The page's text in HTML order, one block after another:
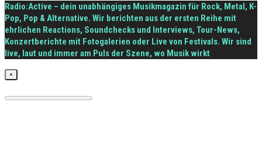
Radio:Active – dein unabhängiges Musikmagazin für Rock, Metal, K-
Pop, Pop & Alternative. Wir berichten aus der ersten Reihe mit
ehrlichen Reactions, Soundchecks und Interviews, Tour-News,
Konzertberichte mit Fotogalerien oder Live von Festivals. Wir sind
live, laut und immer am Puls der Szene, wo Musik wirkt
×